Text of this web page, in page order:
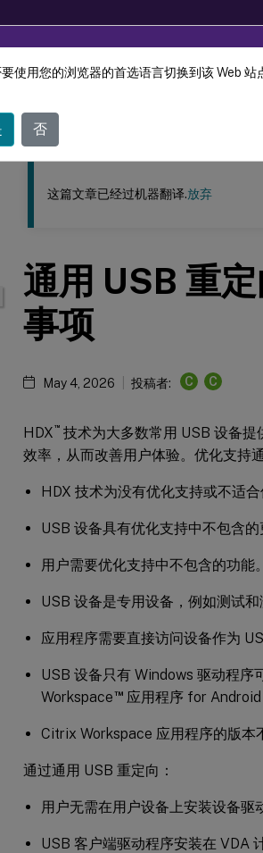
此内容已经过机器动态翻译。
这篇文章已经过机器翻译.放弃
通用 USB 重
事项
May 4, 2026 投稿者: C C
HDX ™ 技术为大多数常用 USB 设备提
效率，从而改善用户体验。优化支持
HDX 技术为没有优化支持或不适
USB 设备具有优化支持中不包含
用户需要优化支持中不包含的功能。
USB 设备是专用设备，例如测试和
应用程序需要直接访问设备作为
USB 设备只有 Windows 驱动程
Workspace™应用程序 for Android
Citrix Workspace 应用程序的版本
通过通用 USB 重定向：
用户无需在用户设备上安装设备驱
USB 客户端驱动程序安装在 VDA
使用您的浏览器的首选语言切换到该 Web 站
否